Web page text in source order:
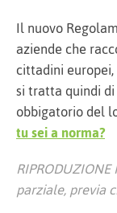
Il nuovo
aziende che
cittadini
si tratta quindi
obbigatorio del
tu sei a norma?
parziale, previa